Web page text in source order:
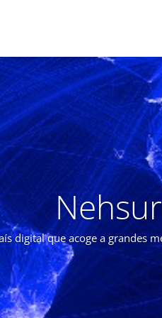
digital que acoge a grandes